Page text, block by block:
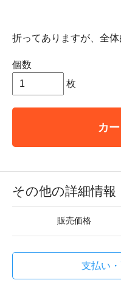
折ってありますが、全
個数
枚
カ
その他の詳細情報
販売価格
支払い